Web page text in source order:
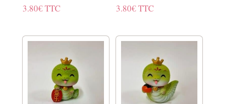
3.80€TTC 3.80€TTC